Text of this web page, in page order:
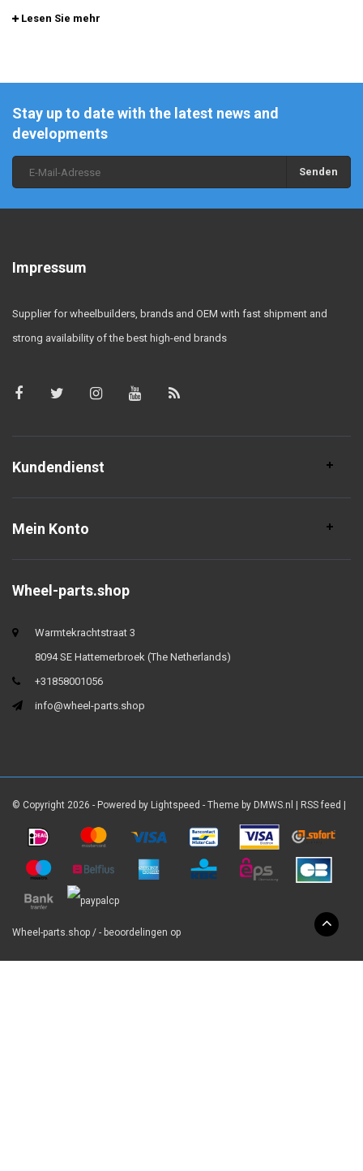
erfolgt durch sorgfältig ausgewählte Partner von Sapim.
Lesen Sie mehr
Stay up to date with the latest news and
developments
Senden
Impressum
Supplier for wheelbuilders, brands and OEM with fast shipment and
strong availability of the best high-end brands
Kundendienst
Mein Konto
Wheel-parts.shop
Warmtekrachtstraat 3
8094 SE Hattemerbroek (The Netherlands)
+31858001056
info@wheel-parts.shop
© Copyright 2026 - Powered by Lightspeed - Theme by DMWS.nl RSS feed
Wheel-parts.shop / - beoordelingen op